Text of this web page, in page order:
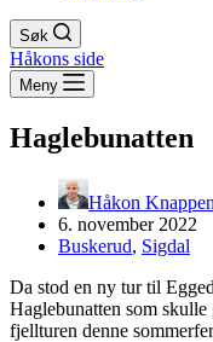
Søk
Håkons side
Meny
Haglebunatten
Håkon Knappen
6. november 2022
Buskerud, Sigdal
Da stod en ny tur til
Haglebunatten som
fjellturen denne